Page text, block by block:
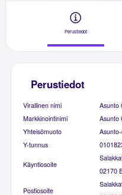
Perustiedot
Perustiedot
Virallinen nimi
Asunto
Markkinointinimi
Asunto
Yhteisömuoto
Y-tunnus
Käyntiosoite
02170
Postiosoite